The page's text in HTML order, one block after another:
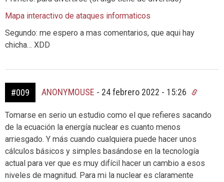
Mapa interactivo de ataques informaticos
Segundo: me espero a mas comentarios, que aqui hay
chicha… XDD
#009 ANONYMOUSE - 24 febrero 2022 - 15:26
Tomarse en serio un estudio como el que refieres sacando
de la ecuación la energía nuclear es cuanto menos
arriesgado. Y más cuando cualquiera puede hacer unos
cálculos básicos y simples basándose en la tecnología
actual para ver que es muy difícil hacer un cambio a esos
niveles de magnitud. Para mi la nuclear es claramente